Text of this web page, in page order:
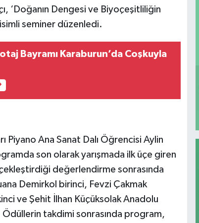
‘Doğanın Dengesi ve Biyoçeşitliliğin
seminer düzenledi.
Bayramı Karaburun’da Coşkuyla
Ana Sanat Dalı Öğrencisi Aylin
son olarak yarışmada ilk üçe giren
değerlendirme sonrasında
Demirkol birinci, Fevzi Çakmak
ve Şehit İlhan Küçüksolak Anadolu
Ödüllerin takdimi sonrasında program,